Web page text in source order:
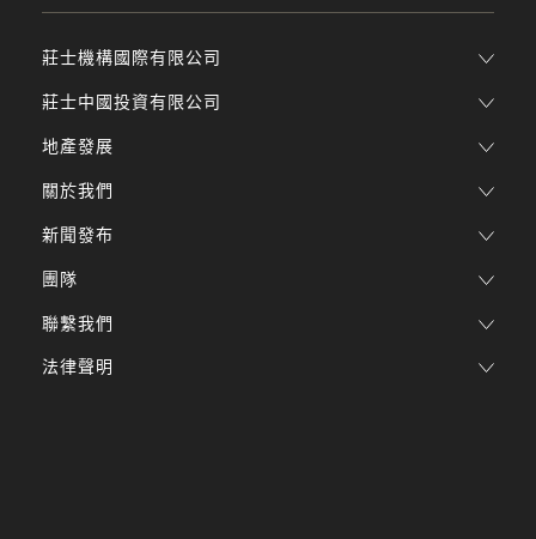
莊士機構國際有限公司
莊士中國投資有限公司
地產發展
關於我們
新聞發布
團隊
聯繫我們
法律聲明